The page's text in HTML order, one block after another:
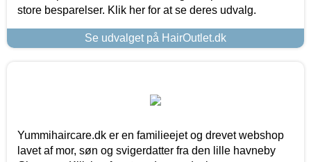
store besparelser. Klik her for at se deres udvalg.
Se udvalget på HairOutlet.dk
Yummihaircare.dk er en familieejet og drevet webshop
lavet af mor, søn og svigerdatter fra den lille havneby